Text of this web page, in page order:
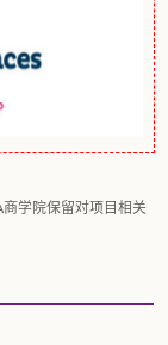
学院保留对项目相关